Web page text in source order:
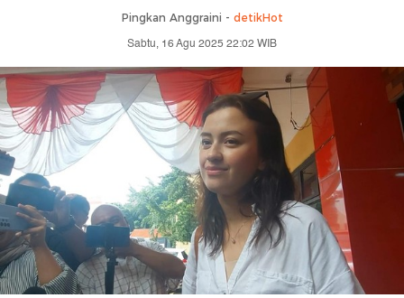
Pingkan Anggraini - detikHot
Sabtu, 16 Agu 2025 22:02 WIB